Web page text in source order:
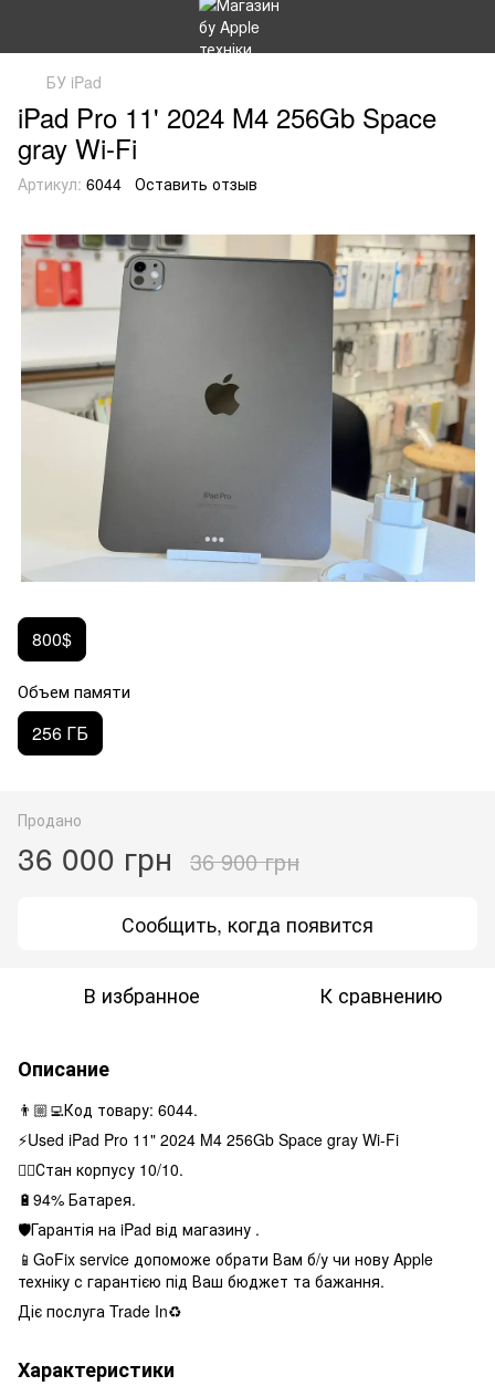
БУ iPad
iPad Pro 11' 2024 M4 256Gb Space
gray Wi-Fi
Артикул: 6044 Оставить отзыв
800$
Объем памяти
256 ГБ
Продано
36 000 грн 36 900 грн
Сообщить, когда появится
В избранное К сравнению
Описание
👨🏼‍💻Код товару: 6044.
⚡️Used iPad Pro 11" 2024 M4 256Gb Space gray Wi-Fi
👌🏻Стан корпусу 10/10.
🔋94% Батарея.
🛡Гарантія на iPad від магазину .
📱GoFix service допоможе обрати Вам б/у чи нову Apple
техніку с гарантією під Ваш бюджет та бажання.
Діє послуга Trade In♻️
Характеристики